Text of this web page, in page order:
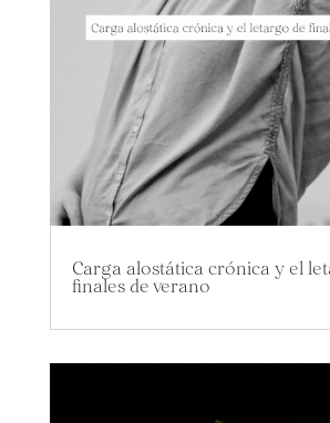
Carga alostática crónica y el
finales de verano